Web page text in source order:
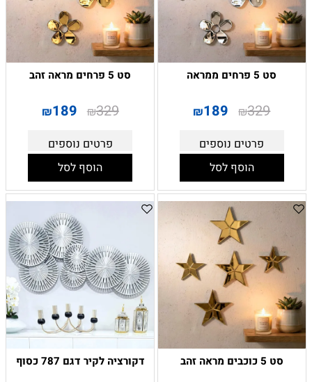
סט 5 פרחים ממראה
₪329
₪189
פרטים נוספים
הוסף לסל
סט 5 פרחים מראה זהב
₪329
₪189
פרטים נוספים
הוסף לסל
סט 5 כוכבים מראה זהב דקורציה לקיר דגם 787 כסוף